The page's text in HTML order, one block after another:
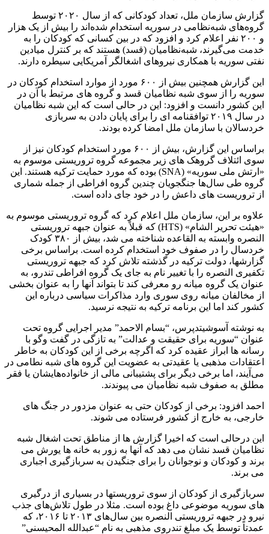
گزارش سازمان ملل، تعداد کودکانی که از سال ۲۰۲۰ توسط
گروه‌های شبه‌نظامی در سوریه استخدام شده‌اند را بیش از یک هزار
و ۲۰۰ نفر اعلام کرد و افزود که در بین کسانی که کودکان را به
خدمت می‌گیرند، شبه‌نظامیان (قسد) هستند که بر کنترل میادین
نفتی سوریه با همکاری نیروهای اشغالگر آمریکایی سیطره دارند.
این گزارش همچنین بیش از ۶۰۰ مورد از موارد استخدام کودکان در
سوریه را از سوی شبه نظامیان قسد و گروه های مرتبط با آن در
این کشور دانست و افزود: این در حالی است که این شبه نظامیان
در سال ۲۰۱۹ توافقنامه ای را برای پایان دادن به سربازی
خردسالان با سازمان ملل امضا کرده بودند.
براساس این گزارش، بیش از ۶۰۰ مورد استخدام کودکان نیز از
سوی ائتلاف گروهک های زیر مجموعه گروه تروریستی موسوم به
«ارتش ملی سوریه» (SNA) بوده که مورد حمایت ترکیه هستند. این
گروه طی سال‌ها جنگجویان چندین گروه افراطی از جمله شماری
از تروریست های داعش را در خود جای داده است.
علاوه بر این، سازمان ملل اعلام کرد که گروه تروریستی موسوم به
«هیئت تحریر الشام» (HTS) که قبلاً به عنوان جبهه تروریستی
النصره وابسته به القاعده شناخته می شد، بیش از ۳۸۰ کودک
خردسال را در صفوف خود استخدام کرده است. براساس برخی
گزارشها، دولت ترکیه در گذشته تلاش کرد که جبهه تروریستی
تکفیری النصره را با تغییر نام به جای یک گروه افراطی تندرو، به
عنوان یک گروه میانه رو معرفی کند تا بتواند آنها را به عنوان بخشی
از مخالفان میانه روی سوری وارد مذاکرات سیاسی درباره این
کشور کند اما این برنامه ترکیه به نتیجه نرسید.
به نوشته آسوشیتدپرس، “بسام الاحمد” مدیر اجرایی گروه تحت
عنوان “سوریه برای حقیقت و عدالت” به تازگی در گفت وگو با
رسانه ها ابراز عقیده کرد که اگرچه برخی از این کودکان به خاطر
اعتقادات مذهبی یا عقیدتی به عضویت این گروه های شبه نطامی در
می‌آیند، اما برخی دیگر برای پشتیبانی مالی از خانواده‌هایشان یا فقر
مطلق به صفوف شبه نظامیان می پیوندند.
احمد افزود: برخی از کودکان حتی به عنوان مزدور در جنگ های
خارجی، به خارج از کشور فرستاده می شوند.
این درحالی است که اخیرا گزارش ها از مناطق تحت اشغال شبه
نظامیان قسد نشان می دهد که آنها به زور به خانه ها یورش می
برند و کودکان و نوجوانان را برای جنگیدن به سربازگیری اجباری
می برند.
سربازگیری از کودکان از سوی تروریستها در بسیاری از درگیری
های سوریه موضوعی داغ بوده است. مثلا در طول تلاش‌های جذب
نیرو در جبهه تروریستی النصره بین سال‌های ۲۰۱۳ تا ۲۰۱۶، که
عمدتاً توسط یک مبلغ تندروی مذهبی به نام “عبدالله المحیسنی”